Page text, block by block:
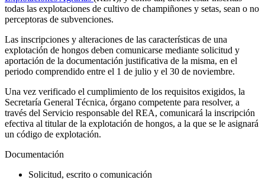
todas las explotaciones de cultivo de champiñones y setas, sean o no
perceptoras de subvenciones.
Las inscripciones y alteraciones de las características de una
explotación de hongos deben comunicarse mediante solicitud y
aportación de la documentación justificativa de la misma, en el
periodo comprendido entre el 1 de julio y el 30 de noviembre.
Una vez verificado el cumplimiento de los requisitos exigidos, la
Secretaría General Técnica, órgano competente para resolver, a
través del Servicio responsable del REA, comunicará la inscripción
efectiva al titular de la explotación de hongos, a la que se le asignará
un código de explotación.
Documentación
Solicitud, escrito o comunicación